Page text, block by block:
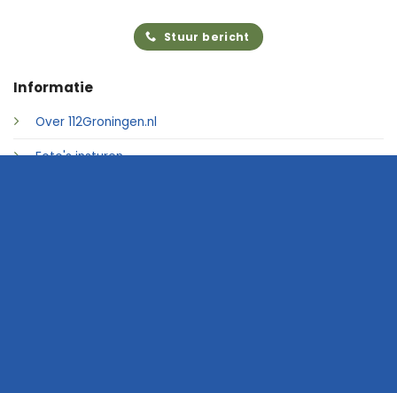
Informatie
Over 112Groningen.nl
Foto's insturen
Stuur bericht